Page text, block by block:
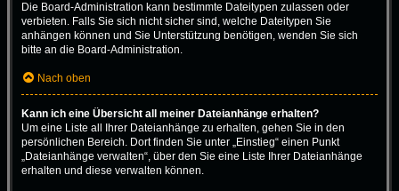
Die Board-Administration kann bestimmte Dateitypen zulassen oder
verbieten. Falls Sie sich nicht sicher sind, welche Dateitypen Sie
anhängen können und Sie Unterstützung benötigen, wenden Sie sich
bitte an die Board-Administration.
Nach oben
Kann ich eine Übersicht all meiner Dateianhänge erhalten?
Um eine Liste all Ihrer Dateianhänge zu erhalten, gehen Sie in den
persönlichen Bereich. Dort finden Sie unter „Einstieg“ einen Punkt
„Dateianhänge verwalten“, über den Sie eine Liste Ihrer Dateianhänge
erhalten und diese verwalten können.